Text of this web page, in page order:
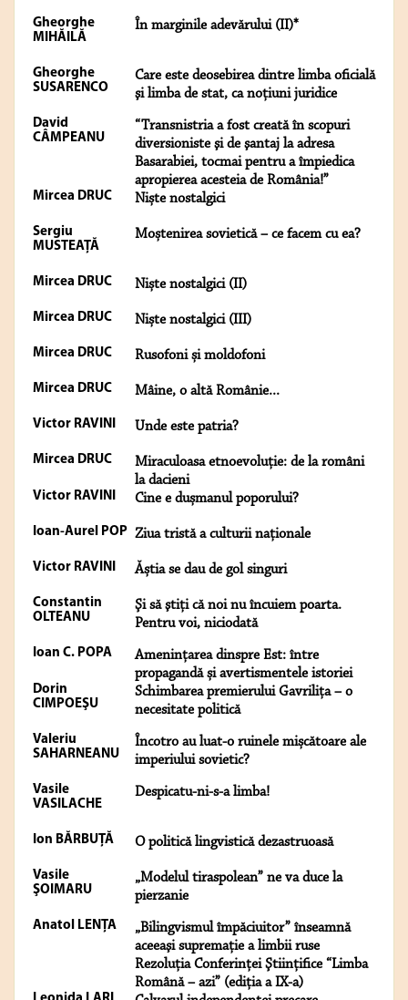
Gheorghe
MIHĂILĂ
În marginile adevărului (II)*
Gheorghe
SUSARENCO
Care este deosebirea dintre limba oficială
şi limba de stat, ca noţiuni juridice
David
CÂMPEANU
“Transnistria a fost creată în scopuri
diversioniste şi de şantaj la adresa
Basarabiei, tocmai pentru a împiedica
apropierea acesteia de România!”
Mircea DRUC Niște nostalgici
Sergiu
MUSTEAŢĂ
Moștenirea sovietică – ce facem cu ea?
Mircea DRUC Niște nostalgici (II)
Mircea DRUC Niște nostalgici (III)
Mircea DRUC Rusofoni și moldofoni
Mircea DRUC Mâine, o altă Românie...
Victor RAVINI Unde este patria?
Mircea DRUC
Miraculoasa etnoevoluție: de la români
la dacieni
Victor RAVINI Cine e dușmanul poporului?
Ioan-Aurel POP Ziua tristă a culturii naționale
Victor RAVINI Ăștia se dau de gol singuri
Constantin
OLTEANU
Şi să ştiţi că noi nu încuiem poarta.
Pentru voi, niciodată
Ioan C. POPA
Amenințarea dinspre Est: între
propagandă și avertismentele istoriei
Dorin
CIMPOEŞU
Schimbarea premierului Gavrilița – o
necesitate politică
Valeriu
SAHARNEANU
Încotro au luat-o ruinele mișcătoare ale
imperiului sovietic?
Vasile
VASILACHE
Despicatu-ni-s-a limba!
Ion BĂRBUŢĂ O politică lingvistică dezastruoasă
Vasile
ŞOIMARU
„Modelul tiraspolean” ne va duce la
pierzanie
Anatol LENŢA
„Bilingvismul împăciuitor” înseamnă
aceeaşi supremaţie a limbii ruse
Rezoluţia Conferinţei Ştiinţifice “Limba
Română – azi” (ediţia a IX-a)